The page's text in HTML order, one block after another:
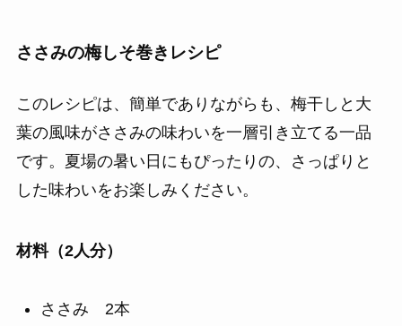
ささみの梅しそ巻きレシピ
このレシピは、簡単でありながらも、梅干しと大
葉の風味がささみの味わいを一層引き立てる一品
です。夏場の暑い日にもぴったりの、さっぱりと
した味わいをお楽しみください。
材料（2人分）
ささみ 2本